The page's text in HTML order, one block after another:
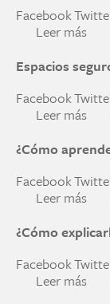
Facebook
Leer más
Espacios
Facebook
Leer más
¿Cómo
Facebook
Leer más
¿Cómo
Facebook
Leer más